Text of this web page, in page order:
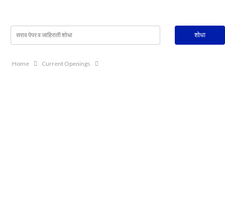
Home Current Openings